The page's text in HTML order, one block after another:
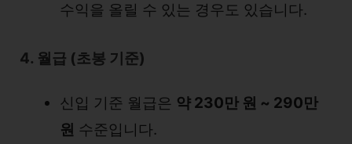
수익을 올릴 수 있는 경우도 있습니다.
4. 월급 (초봉 기준)
신입 기준 월급은 약 230만 원 ~ 290만
원 수준입니다.